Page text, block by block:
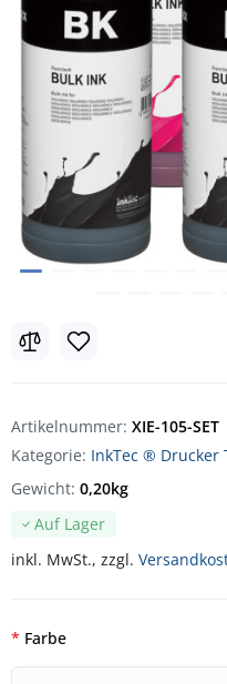
Artikelnummer: XIE-105-SET
Kategorie: InkTec ® Drucker
Auf Lager
inkl. MwSt., zzgl.
Gewicht: 0,20kg
Farbe